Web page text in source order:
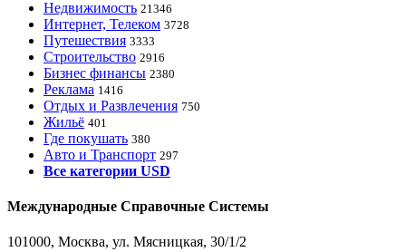
Недвижимость 21346
Интернет, Телеком 3728
Путешествия 3333
Строительство 2916
Бизнес финансы 2380
Реклама 1416
Отдых и Развлечения 750
Жильё 401
Где покушать 380
Авто и Транспорт 297
Все категории USD
Международные Справочные Системы
101000, Москва, ул. Мясницкая, 30/1/2